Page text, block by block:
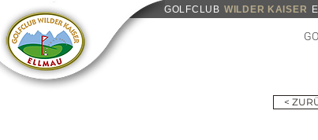
GOLFCLUB WILDER KAISER
<